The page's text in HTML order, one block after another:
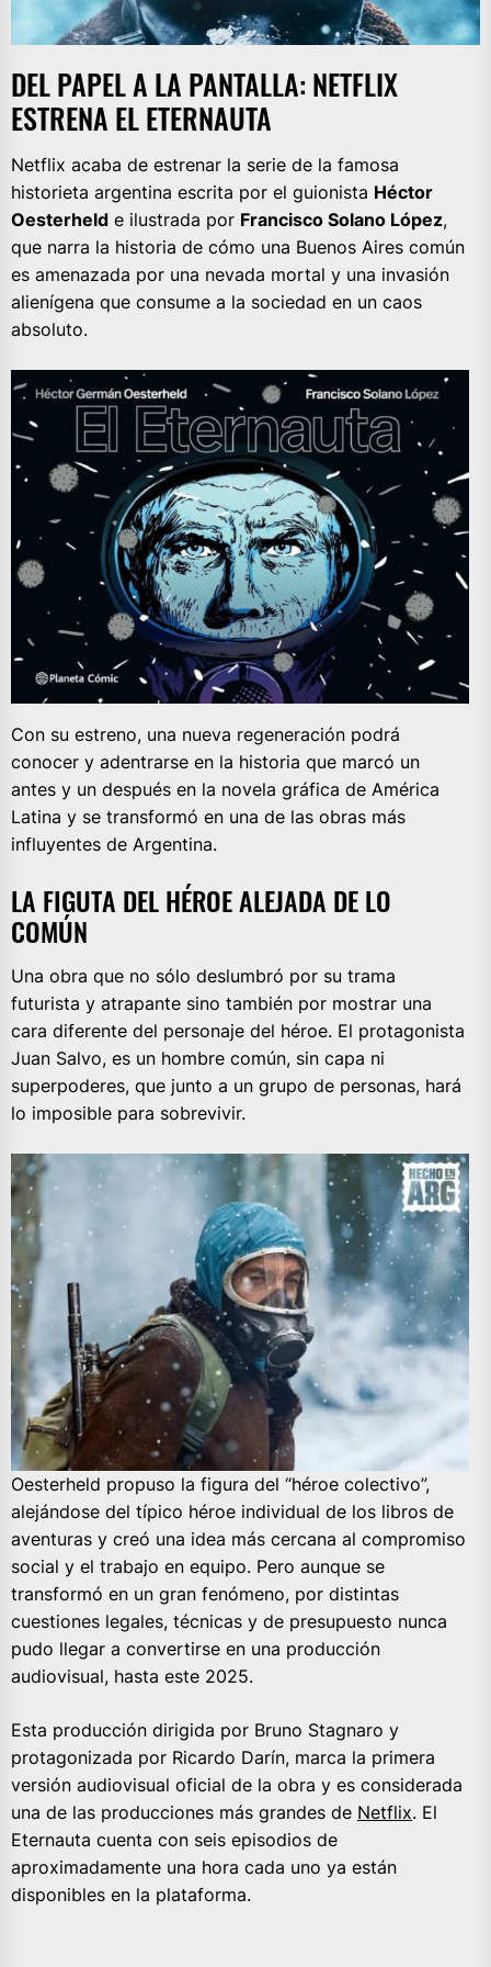
DEL PAPEL A LA PANTALLA: NETFLIX
ESTRENA EL ETERNAUTA
Netflix acaba de estrenar la serie de la famosa
historieta argentina escrita por el guionista Héctor
Oesterheld e ilustrada por Francisco Solano López,
que narra la historia de cómo una Buenos Aires común
es amenazada por una nevada mortal y una invasión
alienígena que consume a la sociedad en un caos
absoluto.
Con su estreno, una nueva regeneración podrá
conocer y adentrarse en la historia que marcó un
antes y un después en la novela gráfica de América
Latina y se transformó en una de las obras más
influyentes de Argentina.
LA FIGUTA DEL HÉROE ALEJADA DE LO
COMÚN
Una obra que no sólo deslumbró por su trama
futurista y atrapante sino también por mostrar una
cara diferente del personaje del héroe. El protagonista
Juan Salvo, es un hombre común, sin capa ni
superpoderes, que junto a un grupo de personas, hará
lo imposible para sobrevivir.
Oesterheld propuso la figura del “héroe colectivo”,
alejándose del típico héroe individual de los libros de
aventuras y creó una idea más cercana al compromiso
social y el trabajo en equipo. Pero aunque se
transformó en un gran fenómeno, por distintas
cuestiones legales, técnicas y de presupuesto nunca
pudo llegar a convertirse en una producción
audiovisual, hasta este 2025.
Esta producción dirigida por Bruno Stagnaro y
protagonizada por Ricardo Darín, marca la primera
versión audiovisual oficial de la obra y es considerada
una de las producciones más grandes de Netflix. El
Eternauta cuenta con seis episodios de
aproximadamente una hora cada uno ya están
disponibles en la plataforma.